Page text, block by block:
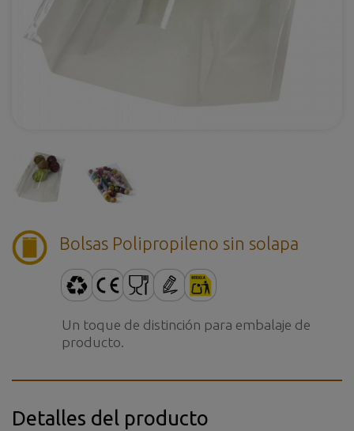
Bolsas Polipropileno sin solapa
Un toque de distinción para embalaje de
producto.
Detalles del producto